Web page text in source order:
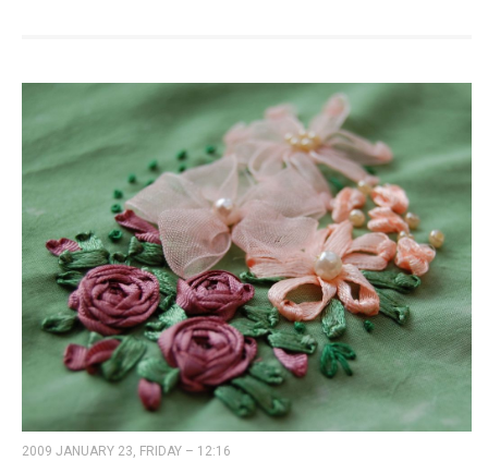
2009 JANUARY 23, FRIDAY – 12:16